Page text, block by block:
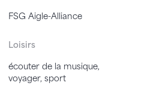
FSG Aigle-Alliance
Loisirs
écouter de la musique,
voyager, sport